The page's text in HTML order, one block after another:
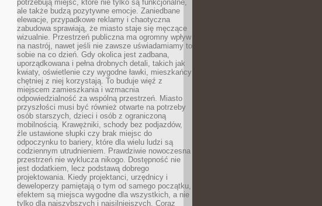
potrzebują miejsc, które nie tylko są funkcjonalne,
ale także budzą pozytywne emocje. Zaniedbane
elewacje, przypadkowe reklamy i chaotyczna
zabudowa sprawiają, że miasto staje się męczące
wizualnie. Przestrzeń publiczna ma ogromny wpływ
na nastrój, nawet jeśli nie zawsze uświadamiamy to
sobie na co dzień. Gdy okolica jest zadbana,
uporządkowana i pełna drobnych detali, takich jak
kwiaty, oświetlenie czy wygodne ławki, mieszkańcy
chętniej z niej korzystają. To buduje więź z
miejscem zamieszkania i wzmacnia
odpowiedzialność za wspólną przestrzeń. Miasto
przyszłości musi być również otwarte na potrzeby
osób starszych, dzieci i osób z ograniczoną
mobilnością. Krawężniki, schody bez podjazdów,
źle ustawione słupki czy brak miejsc do
odpoczynku to bariery, które dla wielu ludzi są
codziennym utrudnieniem. Prawdziwie nowoczesna
przestrzeń nie wyklucza nikogo. Dostępność nie
jest dodatkiem, lecz podstawą dobrego
projektowania. Kiedy projektanci, urzędnicy i
deweloperzy pamiętają o tym od samego początku,
efektem są miejsca wygodne dla wszystkich, a nie
tylko dla najszybszych i najsilniejszych. Coraz